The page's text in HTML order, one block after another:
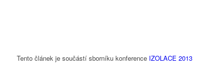
Tento článek je součástí sborníku konference IZOLACE 2013